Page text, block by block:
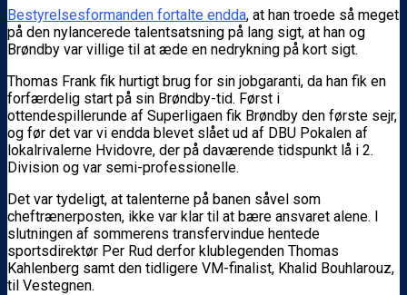
Bestyrelsesformanden fortalte endda, at han troede så meget
på den nylancerede talentsatsning på lang sigt, at han og
Brøndby var villige til at æde en nedrykning på kort sigt.
Thomas Frank fik hurtigt brug for sin jobgaranti, da han fik en
forfærdelig start på sin Brøndby-tid. Først i
ottendespillerunde af Superligaen fik Brøndby den første sejr,
og før det var vi endda blevet slået ud af DBU Pokalen af
lokalrivalerne Hvidovre, der på daværende tidspunkt lå i 2.
Division og var semi-professionelle.
Det var tydeligt, at talenterne på banen såvel som
cheftrænerposten, ikke var klar til at bære ansvaret alene. I
slutningen af sommerens transfervindue hentede
sportsdirektør Per Rud derfor klublegenden Thomas
Kahlenberg samt den tidligere VM-finalist, Khalid Bouhlarouz,
til Vestegnen.